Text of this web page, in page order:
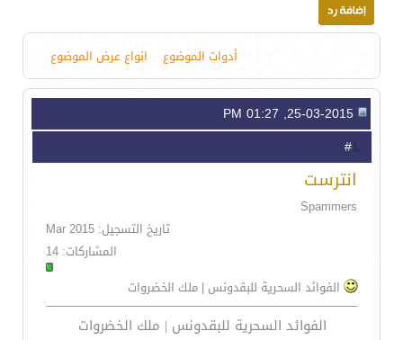
أدوات الموضوع انواع عرض الموضوع
1
انترست
Spammers
تاريخ التسجيل: Mar 2015
المشاركات: 14
الفوائد السحرية للبقدونس | ملك الخضروات
الفوائد السحرية للبقدونس | ملك الخضروات